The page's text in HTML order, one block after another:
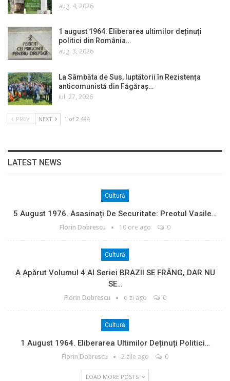
aug. 4, 2026
1 august 1964. Eliberarea ultimilor deținuți
politici din România…
aug. 3, 2026
La Sâmbăta de Sus, luptătorii în Rezistența
anticomunistă din Făgăraș…
iul. 27, 2026
PREV NEXT 1 of 2.484
LATEST NEWS
Cultură
5 August 1976. Asasinați De Securitate: Preotul Vasile…
Florin Dobrescu 10 ore ago 0
Cultură
A Apărut Volumul 4 Al Seriei BRAZII SE FRÂNG, DAR NU
SE…
Florin Dobrescu o zi ago 0
Cultură
1 August 1964. Eliberarea Ultimilor Deținuți Politici…
Florin Dobrescu 2 zile ago 0
LOAD MORE POSTS